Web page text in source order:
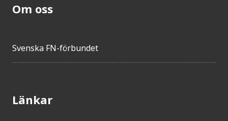
Om oss
Svenska FN-förbundet
Länkar